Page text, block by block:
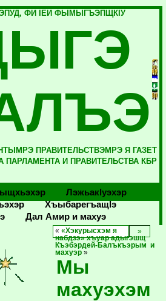
ФИ IЕЙ ФЫМЫГЪЭПЩКIУ
ПРАВИТЕЛЬСТВЭМРЭ Я ГАЗЕТ
ПАРЛАМЕНТА И ПРАВИТЕЛЬСТВА КБР
Лэжьакlуэхэр
Хъыбарегъащlэ
Дал Амир и махуэ
««Хэкурысхэм я
набдзэ» хъуар адыгэшщ
Къэбэрдей-Балъкъэрым и
махуэр »
Мы
махуэхэм